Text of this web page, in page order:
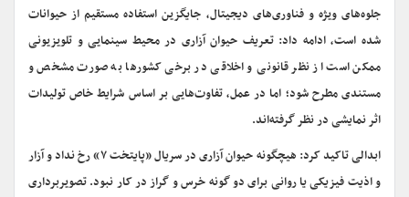
جلوه‌های ویژه و فناوری‌های دیجیتال، جایگزین استفاده مستقیم از حیوانات
شده است، ادامه داد: تعریف حیوان آزاری در محیط سینمایی و تلویزیونی
ممکن است از نظر قانونی و اخلاقی در برخی کشورها به صورت مشخص و
مستندی مطرح شود؛ اما در عمل، تفاوت‌هایی بر اساس شرایط خاص تولیدات
اثر نمایشی در نظر گرفته‌اند.
ابدالی تاکید کرد: هیچگونه حیوان آزاری در سریال «پایتخت ۷» رخ نداد و آزار
و اذیت فیزیکی یا روانی برای دو گونه خرس و گراز در کار نبود. تصویربرداری